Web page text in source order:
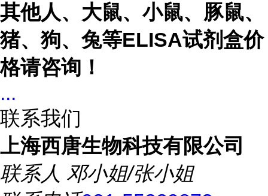
其他人、大鼠、小鼠、豚鼠、
猪、狗、兔等ELISA试剂盒价
格请咨询！
...
联系我们
上海西唐生物科技有限公司
联系人 邓小姐/张小姐